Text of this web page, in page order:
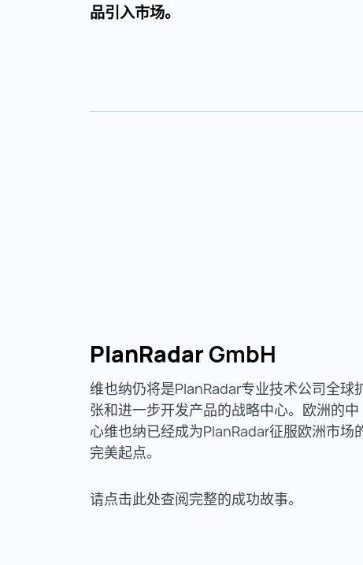
品引入市场。
PlanRadarGmbH
维也纳仍将是PlanRadar专业技术公司全球
张和进一步开发产品的战略中心。欧洲的中
心维也纳已经成为PlanRadar征服欧洲市场
完美起点。
请点击此处查阅完整的成功故事。